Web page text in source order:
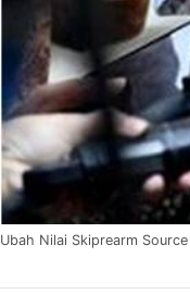
Ubah Nilai Skiprearm